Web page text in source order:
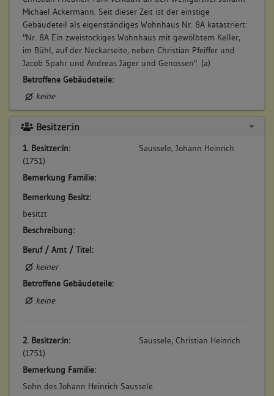
Michael Ackermann. Seit dieser Zeit ist der einstige
Gebäudeteil als eigenständiges Wohnhaus Nr. 8A katastriert:
"Nr. 8A Ein zweistockiges Wohnhaus mit gewölbtem Keller,
im Bühl, auf der Neckarseite, neben Christian Pfeiffer und
Jacob Spahr und Andreas Jäger und Genossen". (a)
Betroffene Gebäudeteile:
keine
Besitzer:in
1. Besitzer:in:
(1751)
Saussele, Johann Heinrich
Bemerkung Familie:
Bemerkung Besitz:
besitzt
Beschreibung:
Beruf / Amt / Titel:
keiner
Betroffene Gebäudeteile:
keine
2. Besitzer:in:
(1751)
Saussele, Christian Heinrich
Bemerkung Familie:
Sohn des Johann Heinrich Saussele